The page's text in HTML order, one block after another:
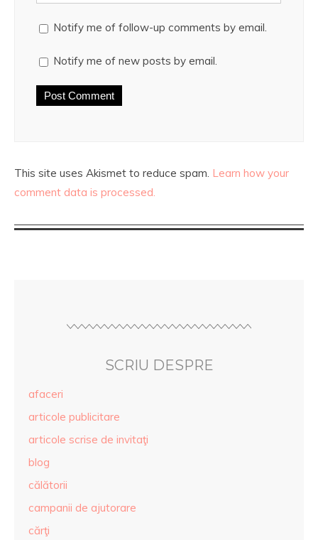
Notify me of follow-up comments by email.
Notify me of new posts by email.
This site uses Akismet to reduce spam. Learn how your
comment data is processed.
SCRIU DESPRE
afaceri
articole publicitare
articole scrise de invitaţi
blog
călătorii
campanii de ajutorare
cărţi